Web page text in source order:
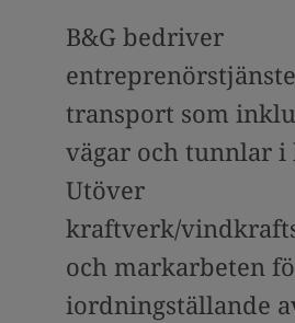
B&G bedriver
transport som
vägar och tunnlar i
Utöver
kraftverk/
och markarbeten
iordningställande